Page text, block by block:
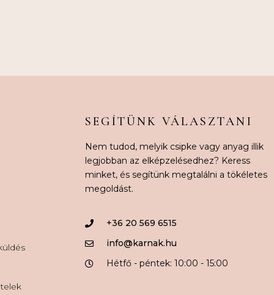
SEGÍTÜNK VÁLASZTANI
Nem tudod, melyik csipke vagy anyag illik
legjobban az elképzelésedhez? Keress
minket, és segítünk megtalálni a tökéletes
megoldást.
+36 20 569 6515
info@karnak.hu
Hétfő - péntek: 10:00 - 15:00